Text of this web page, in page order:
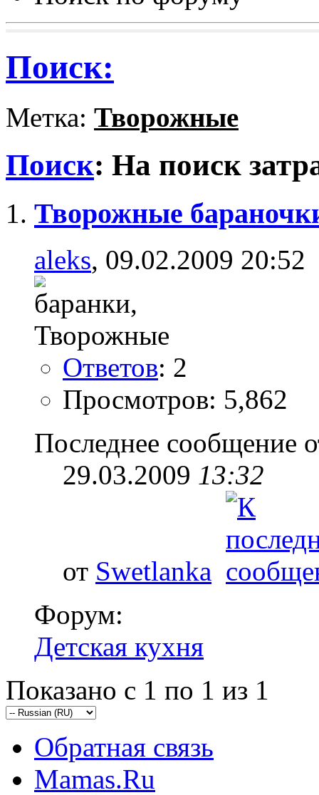
Поиск:
Метка: Творожные
Поиск: На поиск
Творожные
aleks, 09.02.2009 20:52
Ответов: 2
Просмотров: 5,862
Последнее сообщение
29.03.2009 13:32
от Swetlanka
Форум:
Детская кухня
Показано с 1 по 1 из 1
Обратная связь
Mamas.Ru